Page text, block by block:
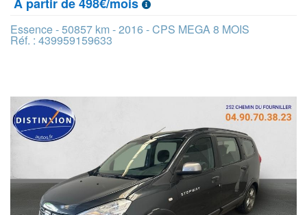
À partir de 498€/mois
Essence - 50857 km - 2016 - CPS MEGA 8 MOIS
Réf. : 439959159633